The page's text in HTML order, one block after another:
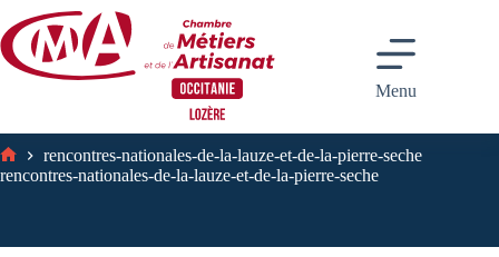
au
contenu
Menu
Accueil
rencontres-nationales-de-la-lauze-et-de-la-pierre-seche
rencontres-nationales-de-la-lauze-et-de-la-pierre-seche